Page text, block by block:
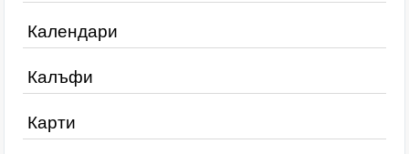
Календари
Калъфи
Карти